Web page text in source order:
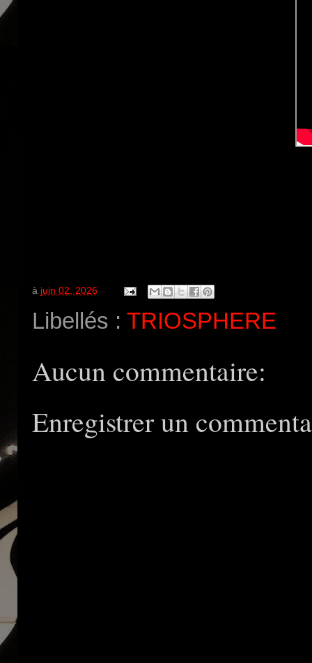
à juin 02, 2026
Libellés : TRIOSPHERE
Aucun commentaire:
Enregistrer un